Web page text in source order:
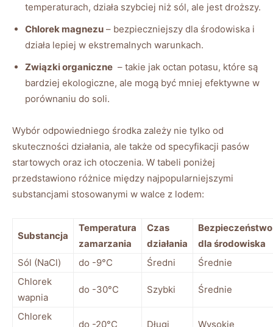
temperaturach, działa szybciej ⁣niż sól, ⁣ale jest droższy.
Chlorek magnezu ⁣– bezpieczniejszy dla środowiska i
działa lepiej ⁢w ekstremalnych warunkach.
Związki organiczne ‍ – takie ⁢jak ⁢octan potasu, które‌ są
bardziej ekologiczne, ale mogą być ⁣mniej efektywne w
porównaniu do ⁢soli.
Wybór odpowiedniego środka zależy ⁣nie tylko od
skuteczności działania, ale także od​ specyfikacji pasów
⁣startowych oraz⁤ ich otoczenia. W tabeli poniżej
przedstawiono⁢ różnice między​ najpopularniejszymi
substancjami ⁣stosowanymi w walce z lodem:
Substancja
Temperatura
zamarzania
Czas
działania
Bezpieczeństwo
dla środowiska
Sól (NaCl)
do -9°C Średni
Średnie
Chlorek
wapnia
do -30°C Szybki Średnie
Chlorek
do -20°C Długi Wysokie